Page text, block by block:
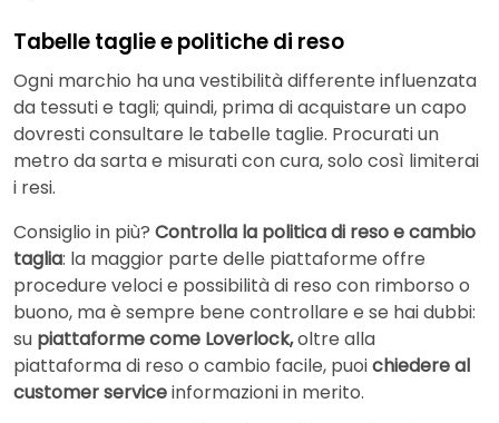
Tabelle taglie e politiche di reso
Ogni marchio ha una vestibilità differente influenzata
da tessuti e tagli; quindi, prima di acquistare un capo
dovresti consultare le tabelle taglie. Procurati un
metro da sarta e misurati con cura, solo così limiterai
i resi.
Consiglio in più? Controlla la politica di reso e cambio
taglia: la maggior parte delle piattaforme offre
procedure veloci e possibilità di reso con rimborso o
buono, ma è sempre bene controllare e se hai dubbi:
su piattaforme come Loverlock,oltre alla
piattaforma di reso o cambio facile, puoichiedere al
customer serviceinformazioni in merito.